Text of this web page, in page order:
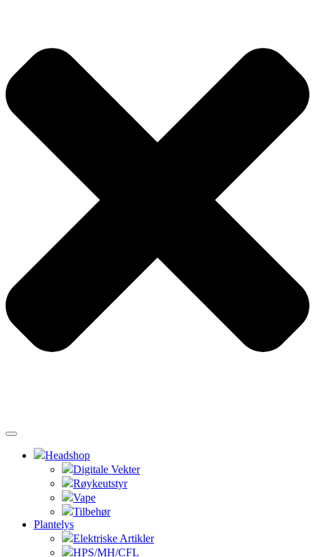
Headshop
Digitale Vekter
Røykeutstyr
Vape
Tilbehør
Plantelys
Elektriske Artikler
HPS/MH/CFL